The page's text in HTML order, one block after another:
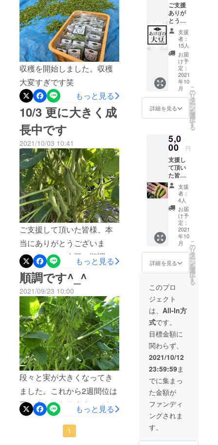
収穫を開始しました。収穫
大変すぎです笑
もっと見る
10/3 更に大きく成
長中です
2021/10/03 10:41
ご支援して頂いた皆様、本
当にありがとうございま
す。あけぼの大豆は順調に
育っております。既に大き
いものでは手のひらサイ
ズ。粒もだいぶ大きくなっ
てきましたので収穫が楽し
みです♪
もっと見る
順調です^_^
2021/09/23 10:00
段々と実が大きくなってき
ました。これから2週間位は
更に大きくなります。10/10
位から収穫が出来るかと思
もっと見る
1
ご支援
ありが
とうご
ざいま
す。 10
月に旬
を迎え
収穫を
するあ
けぼの
大豆の
枝豆を
１ｋｇ
リター
ンとし
届けさ
せて頂
きま
す。 塩
水で4〜
7分程茹
でて冷
水で粗
熱を
取って
お召し
上がり
くださ
い。
又、水
に1時間
以上浸
水分を
ライパ
ンやグ
リルで
焼き枝
豆にし
てもと
ても美
味しい
支援
者：
15人
お届
け予
定：
2021
年10
月
詳細を見る
こ
の
リ
タ
ー
ン
を
選
択
す
る
5,0
00 円
支援し
て頂い
た皆様
へあけ
ぼの大
豆の枝
豆いっ
ぱい食
べても
らいた
いので
感謝を
込めて
増量し
まし
に支援
して頂
いた皆
様にも
同量を
お送り
しま
す。) あ
けぼの
大豆枝
豆
1300〜
1400g
10月に
旬を迎
える美
味しい
枝豆を
ですの
支援
者：
4人
お届
け予
定：
2021
年10
月
詳細を見る
こ
の
リ
タ
ー
ン
を
選
択
す
る
このプロ
ジェクト
は、 All-In方
式です。
目標金額に
関わらず、
2021/10/12
23:59:59ま
でに集まっ
た金額が
ファンディ
ングされま
す。